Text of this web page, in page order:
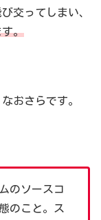
交ってしまい、
す。
おさらです。
のソースコ
のこと。ス